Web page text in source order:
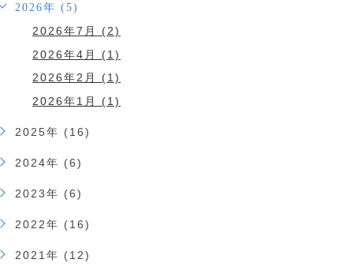
2026年 (5)
2026年7月 (2)
2026年4月 (1)
2026年2月 (1)
2026年1月 (1)
2025年 (16)
2024年 (6)
2023年 (6)
2022年 (16)
2021年 (12)